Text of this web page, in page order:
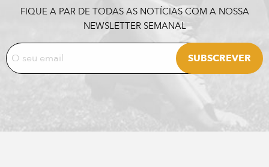
FIQUE A PAR DE TODAS AS NOTÍCIAS COM A NOSSA
NEWSLETTER SEMANAL